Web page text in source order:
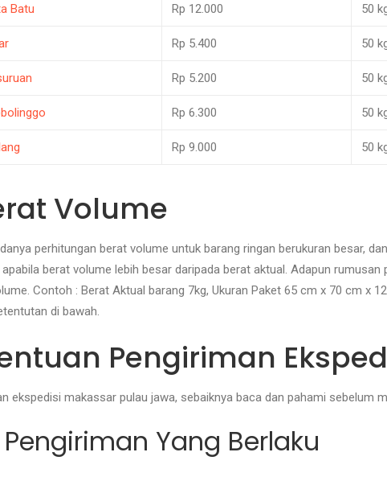
Batu Rp 12.000 50
Rp 5.400 50
Rp 5.200 50
Rp 6.300 50
Rp 9.000 50
Volume
perhitungan berat volume untuk barang ringan berukuran besar,
berat volume lebih besar daripada berat aktual. Adapun
Contoh : Berat Aktual barang 7kg, Ukuran Paket 65 cm x 70 cm x
di bawah.
Pengiriman
ekspedisi makassar pulau jawa, sebaiknya baca dan pahami sebelum
Yang Berlaku